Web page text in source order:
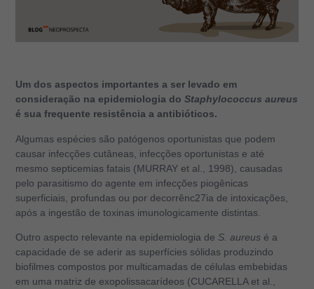
Um dos aspectos importantes a ser levado em
consideração na epidemiologia doStaphylococcus aureus
é sua frequente resistência a antibióticos.
Algumas espécies são patógenos oportunistas que podem
causar infecções cutâneas, infecções oportunistas e até
mesmo septicemias fatais (MURRAY et al., 1998), causadas
pelo parasitismo do agente em infecções piogênicas
superficiais, profundas ou por decorrênc27ia de intoxicações,
após a ingestão de toxinas imunologicamente distintas.
Outro aspecto relevante na epidemiologia de S. aureus é a
capacidade de se aderir as superfícies sólidas produzindo
biofilmes compostos por multicamadas de células embebidas
em uma matriz de exopolissacarídeos (CUCARELLA et al.,